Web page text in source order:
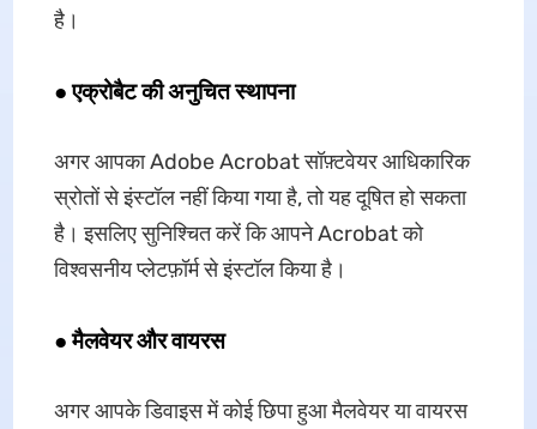
है।
● एक्रोबैट की अनुचित स्थापना
अगर आपका Adobe Acrobat सॉफ़्टवेयर आधिकारिक
स्रोतों से इंस्टॉल नहीं किया गया है, तो यह दूषित हो सकता
है। इसलिए सुनिश्चित करें कि आपने Acrobat को
विश्वसनीय प्लेटफ़ॉर्म से इंस्टॉल किया है।
● मैलवेयर और वायरस
अगर आपके डिवाइस में कोई छिपा हुआ मैलवेयर या वायरस